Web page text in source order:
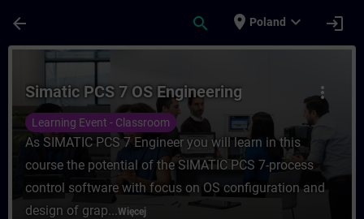
arrow_back search place Poland expand_more login
Kurs - Simatic PCS 7 OS Engineering -
more_vert
Simatic PCS 7 OS Engineering
Learning Event - Classroom
As SIMATIC PCS 7 Engineer you will learn in this
course the potential of the SIMATIC PCS 7-process
control software with focus on OS configuration and
design of grap...Więcej